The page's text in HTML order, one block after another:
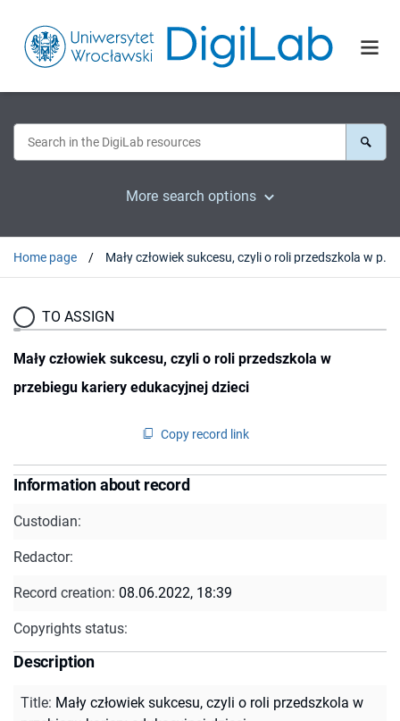
More search options
Home page Mały człowiek sukcesu, czyli o roli przedszkola w przebiegu kariery edukacyjnej dzieci
TO ASSIGN
Mały człowiek sukcesu, czyli o roli przedszkola w
przebiegu kariery edukacyjnej dzieci
Copy record link
Information about record
Custodian:
Redactor:
Record creation: 08.06.2022, 18:39
Copyrights status:
Description
Title: Mały człowiek sukcesu, czyli o roli przedszkola w